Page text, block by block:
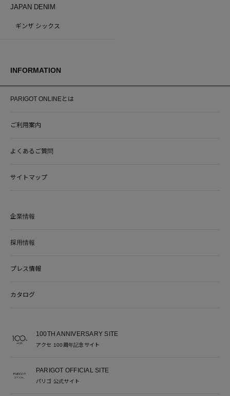
JAPAN DENIM
ギンザ シックス
INFORMATION
PARIGOT ONLINEとは
ご利用案内
よくあるご質問
サイトマップ
企業情報
採用情報
プレス情報
カタログ
100TH ANNIVERSARY SITE
アクセ 100周年記念サイト
PARIGOT OFFICIAL SITE
パリゴ 公式サイト